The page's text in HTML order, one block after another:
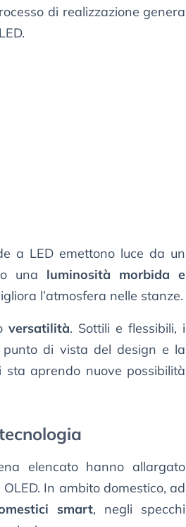
di realizzazione genera
a LED emettono luce da un
una luminosità morbida e
l’atmosfera nelle stanze.
versatilità. Sottili e flessibili, i
punto di vista del design e la
aprendo nuove possibilità
elencato hanno allargato
In ambito domestico, ad
smart, negli specchi